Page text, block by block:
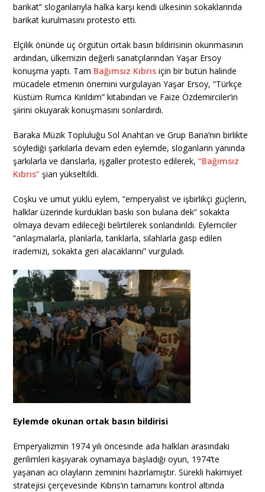
barikat” sloganlarıyla halka karşı kendi ülkesinin sokaklarında
barikat kurulmasını protesto etti.
Elçilik önünde üç örgütün ortak basın bildirisinin okunmasının
ardından, ülkemizin değerli sanatçılarından Yaşar Ersoy
konuşma yaptı. Tam Bağımsız Kıbrıs için bir bütün halinde
mücadele etmenin önemini vurgulayan Yaşar Ersoy, “Türkçe
Küstüm Rumca Kırıldım” kitabından ve Faize Özdemirciler’in
şiirini okuyarak konuşmasını sonlardırdı.
Baraka Müzik Topluluğu Sol Anahtarı ve Grup Baria’nın birlikte
söylediği şarkılarla devam eden eylemde, sloganların yanında
şarkılarla ve danslarla, işgaller protesto edilerek, “Bağımsız
Kıbrıs” şiarı yükseltildi.
Coşku ve umut yüklü eylem, “emperyalist ve işbirlikçi güçlerin,
halklar üzerinde kurdukları baskı son bulana dek” sokakta
olmaya devam edileceği belirtilerek sonlandırıldı. Eylemciler
“anlaşmalarla, planlarla, tanklarla, silahlarla gasp edilen
irademizi, sokakta geri alacaklarını” vurguladı.
Eylemde okunan ortak basın bildirisi
Emperyalizmin 1974 yılı öncesinde ada halkları arasındaki
gerilimleri kaşıyarak oynamaya başladığı oyun, 1974’te
yaşanan acı olayların zeminini hazırlamıştır. Sürekli hakimiyet
stratejisi çerçevesinde Kıbrıs’ın tamamını kontrol altında